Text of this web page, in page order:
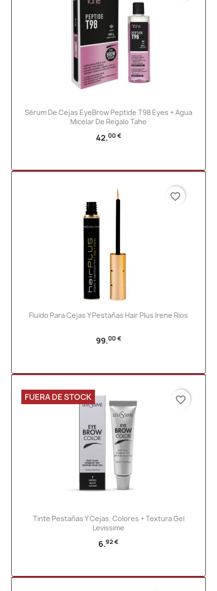
Sérum De Cejas EyeBrow Peptide T98 Eyes + Agua
Micelar De Regalo Tahe
42.00 €
Fluido Para Cejas Y Pestañas Hair Plus Irene Rios
99.00 €
favorite_border
Tinte Pestañas Y Cejas. Colores + Textura Gel
Levissime
6.92 €
FUERA DE STOCK favorite_border